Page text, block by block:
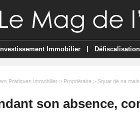
Investissement Immobilier Défiscalisation
Pratiques Immobilier > Propriétaire > Squat de sa
son absence,